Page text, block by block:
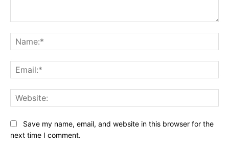
Save my name, email, and website in this browser for the
next time I comment.